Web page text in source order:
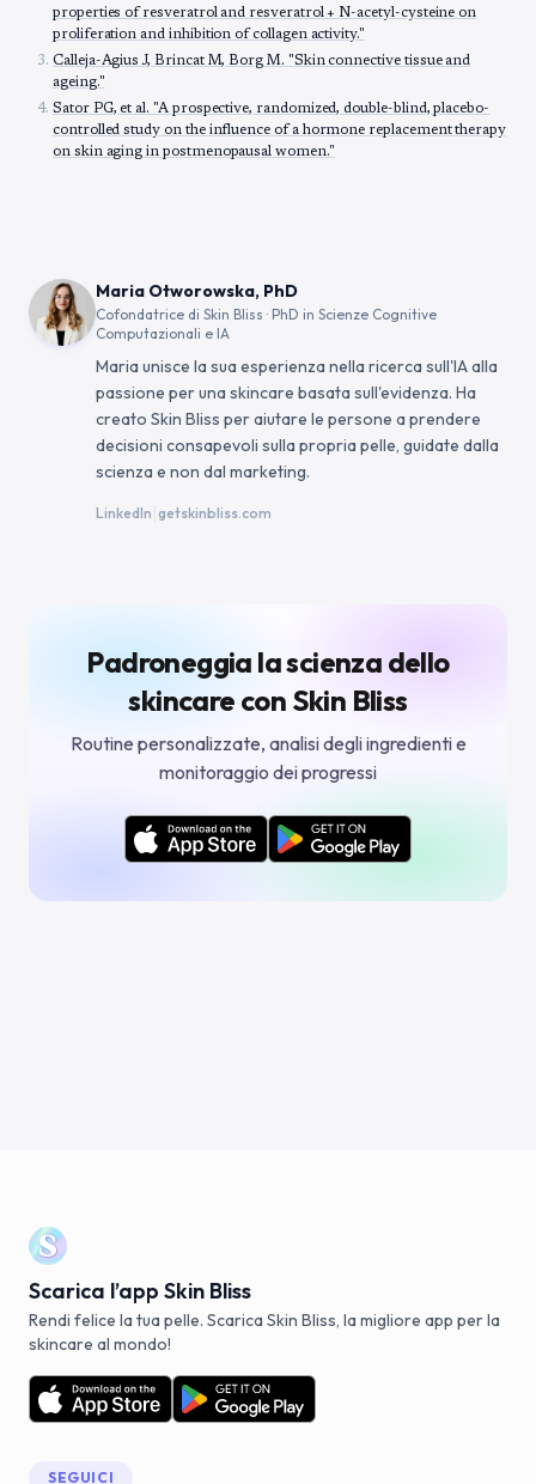
properties of resveratrol and resveratrol + N-acetyl-cysteine on
proliferation and inhibition of collagen activity."
Calleja-Agius J, Brincat M, Borg M. "Skin connective tissue and
ageing."
Sator PG, et al. "A prospective, randomized, double-blind, placebo-
controlled study on the influence of a hormone replacement therapy
on skin aging in postmenopausal women."
Maria Otworowska, PhD
Cofondatrice di Skin Bliss · PhD in Scienze Cognitive
Computazionali e IA
Maria unisce la sua esperienza nella ricerca sull'IA alla
passione per una skincare basata sull'evidenza. Ha
creato Skin Bliss per aiutare le persone a prendere
decisioni consapevoli sulla propria pelle, guidate dalla
scienza e non dal marketing.
LinkedIn getskinbliss.com
Padroneggia la scienza dello
skincare con Skin Bliss
Routine personalizzate, analisi degli ingredienti e
monitoraggio dei progressi
Scarica l’app Skin Bliss
Rendi felice la tua pelle. Scarica Skin Bliss, la migliore app per la
skincare al mondo!
SEGUICI